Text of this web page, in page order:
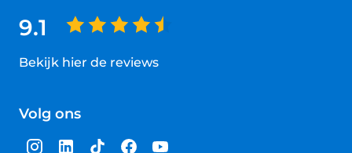
9.1
Bekijk hier de reviews
van
sterren
Volg ons